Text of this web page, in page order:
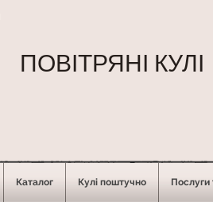
ПОВІТРЯНІ КУЛІ
Каталог Кулі поштучно Послуги